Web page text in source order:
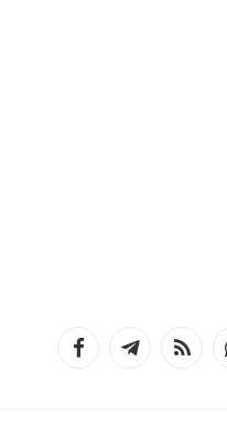
FacebookTelegramRSS